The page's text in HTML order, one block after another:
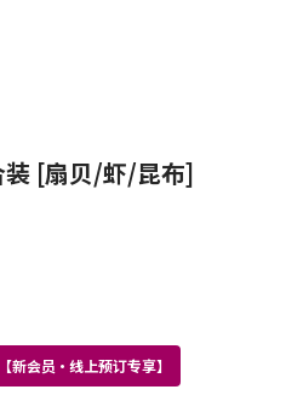
[扇贝/虾/昆布]
会员・线上预订专享】